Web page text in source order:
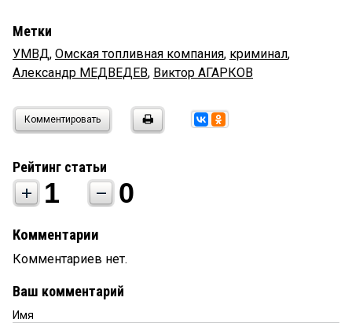
Метки
УМВД, Омская топливная компания, криминал,
Александр МЕДВЕДЕВ, Виктор АГАРКОВ
Комментировать
Рейтинг статьи
1 0
Комментарии
Комментариев нет.
Ваш комментарий
Имя